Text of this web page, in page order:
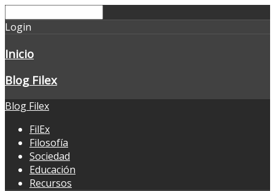
Login
Inicio
Blog Filex
Blog Filex
FilEx
Filosofía
Sociedad
Educación
Recursos